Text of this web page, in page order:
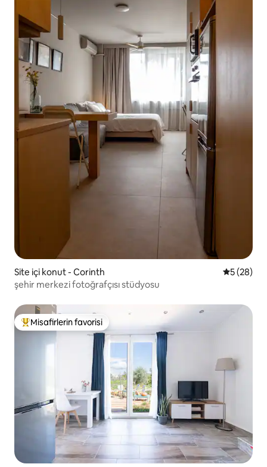
Site içi konut - Corinth 55 (28)
şehir merkezi fotoğrafçısı stüdyosu
Misafirlerin favorilerinden en beğenilenler arasında
Misafirlerin favorisi